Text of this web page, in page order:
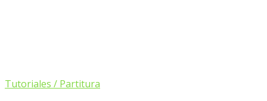
Tutoriales / Partitura